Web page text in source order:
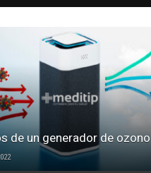
de un generador de ozono